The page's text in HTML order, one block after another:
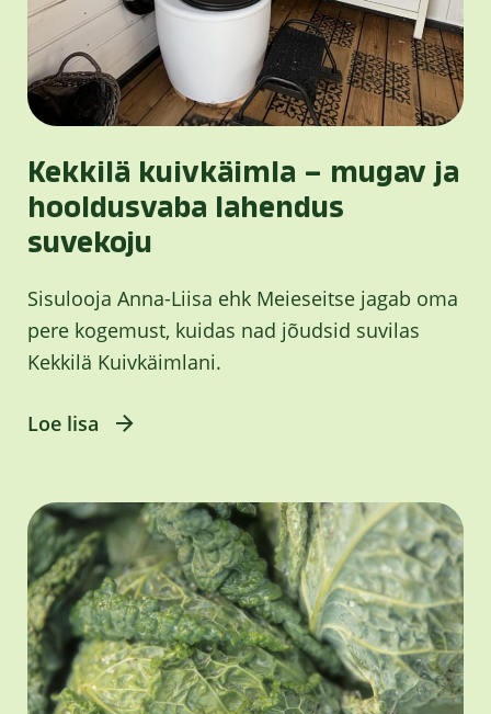
Kekkilä kuivkäimla – mugav ja
hooldusvaba lahendus
suvekoju
Sisulooja Anna-Liisa ehk Meieseitse jagab oma
pere kogemust, kuidas nad jõudsid suvilas
Kekkilä Kuivkäimlani.
Loe lisa